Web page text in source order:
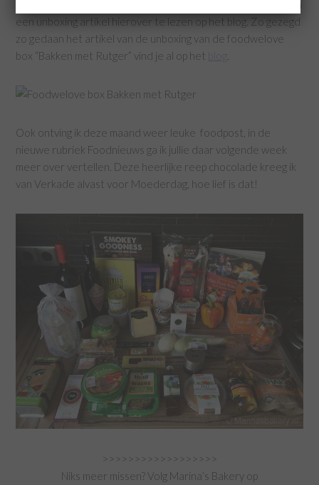
een unboxing artikel hierover te lezen op het blog. Zo gezegd
zo gedaan het artikel van de unboxing van de foodwelove
box “Bakken met Rutger” vind je al op het
blog
Ook ontving ik deze maand weer leuke foodpost, in de
nieuwe rubriek Foodnieuws ga ik jullie daar volgende week
meer over vertellen. Deze heerlijke reep chocolade kreeg ik
van Verkade alvast voor Moederdag, hoe lief is dat!
>>>>>>>>>>>>>>>>>>
Niks meer missen? Volg Marina’s Bakery op